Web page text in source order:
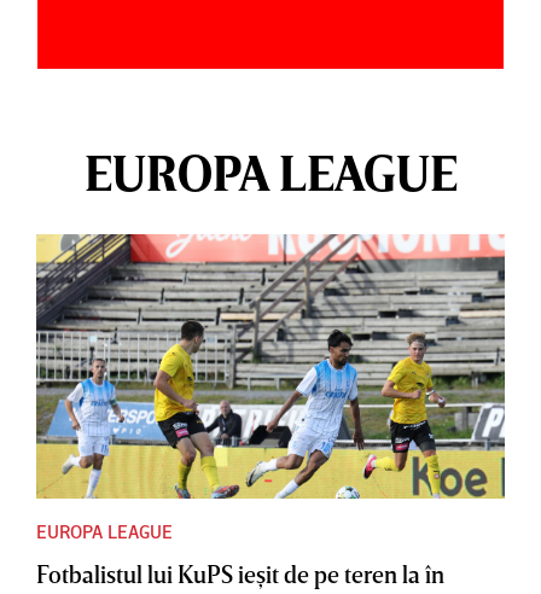
EUROPA LEAGUE
EUROPA LEAGUE
Fotbalistul lui KuPS ieşit de pe teren la în